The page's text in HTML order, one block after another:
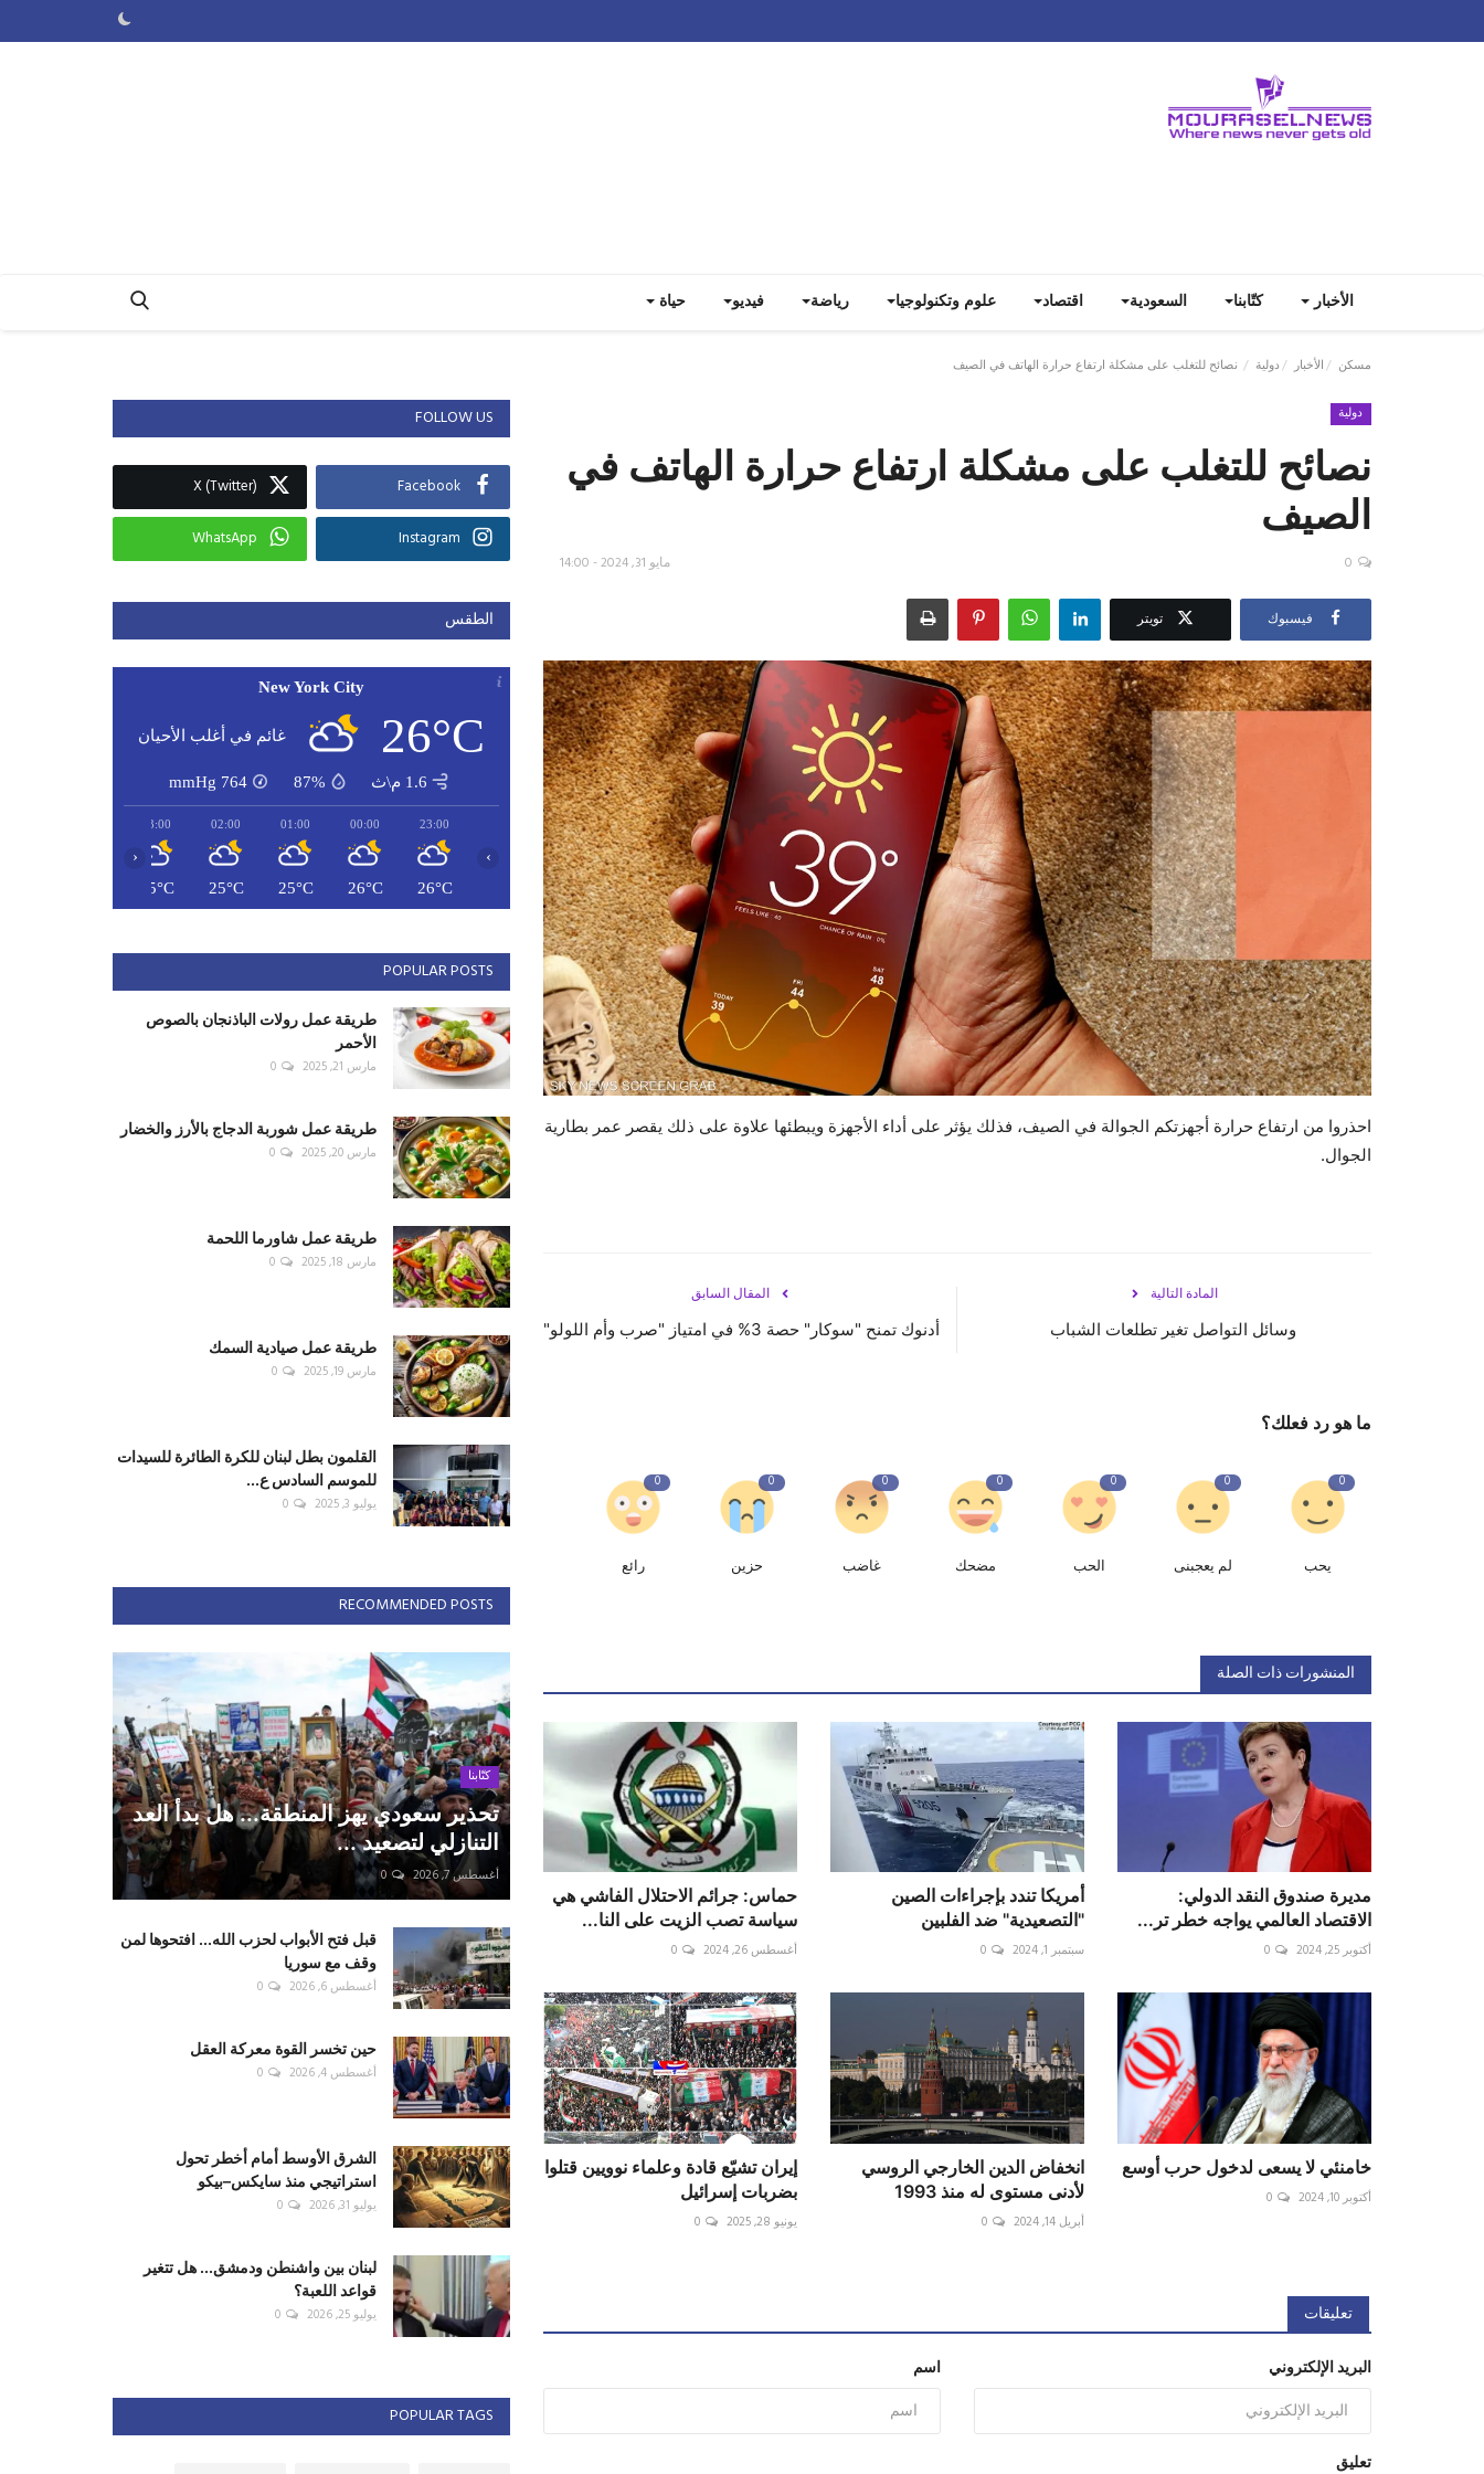
الأخبار كتّابنا السعودية اقتصاد علوم وتكنولوجيا رياضة فيديو حياة
مسكن الأخبار دولية نصائح للتغلب على مشكلة ارتفاع حرارة الهاتف في الصيف
دولية
نصائح للتغلب على مشكلة ارتفاع حرارة الهاتف في
الصيف
مايو 31, 2024 - 14:00 0
فيسبوك تويتر
احذروا من ارتفاع حرارة أجهزتكم الجوالة في الصيف، فذلك يؤثر على أداء الأجهزة ويبطئها علاوة على ذلك يقصر عمر بطارية
الجوال.
المقال السابق
أدنوك تمنح "سوكار" حصة 3% في امتياز "صرب وأم اللولو"
المادة التالية
وسائل التواصل تغير تطلعات الشباب
ما هو رد فعلك؟
0
يحب
0
لم يعجبنى
0
الحب
0
مضحك
0
غاضب
0
حزين
0
رائع
المنشورات ذات الصلة
مديرة صندوق النقد الدولي:
الاقتصاد العالمي يواجه خطر تر...
أكتوبر 25, 2024 0
أمريكا تندد بإجراءات الصين
"التصعيدية" ضد الفلبين
سبتمبر 1, 2024 0
حماس: جرائم الاحتلال الفاشي هي
سياسة تصب الزيت على النا...
أغسطس 26, 2024 0
خامنئي لا يسعى لدخول حرب أوسع
أكتوبر 10, 2024 0
انخفاض الدين الخارجي الروسي
لأدنى مستوى له منذ 1993
أبريل 14, 2024 0
إيران تشيّع قادة وعلماء نوويين قتلوا
بضربات إسرائيل
يونيو 28, 2025 0
تعليقات
اسم البريد الإلكتروني
تعليق
FOLLOW US
Facebook
X (Twitter)
Instagram
WhatsApp
الطقس
New York City
26°C غائم في أغلب الأحيان
1.6 م\ث 87%
764
mmHg
23:00
26°C
00:00
26°C
01:00
25°C
02:00
25°C
03:00
25°C
‹ ›
POPULAR POSTS
طريقة عمل رولات الباذنجان بالصوص
الأحمر
مارس 21, 2025 0
طريقة عمل شوربة الدجاج بالأرز والخضار
مارس 20, 2025 0
طريقة عمل شاورما اللحمة
مارس 18, 2025 0
طريقة عمل صيادية السمك
مارس 19, 2025 0
القلمون بطل لبنان للكرة الطائرة للسيدات
للموسم السادس ع...
يوليو 3, 2025 0
RECOMMENDED POSTS
كتّابنا
تحذير سعودي يهز المنطقة... هل بدأ العد
التنازلي لتصعيد ...
أغسطس 7, 2026 0
قبل فتح الأبواب لحزب الله... افتحوها لمن
وقف مع سوريا
أغسطس 6, 2026 0
حين تخسر القوة معركة العقل
أغسطس 4, 2026 0
الشرق الأوسط أمام أخطر تحول
استراتيجي منذ سايكس–بيكو
يوليو 31, 2026 0
لبنان بين واشنطن ودمشق... هل تتغير
قواعد اللعبة؟
يوليو 25, 2026 0
POPULAR TAGS